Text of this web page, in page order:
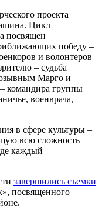
проекта
Цикл
посвящен
победу –
и волонтеров
– судьба
Марго и
командира группы
военврача,
в сфере культуры –
всю сложность
каждый –
завершились съемки
посвященного